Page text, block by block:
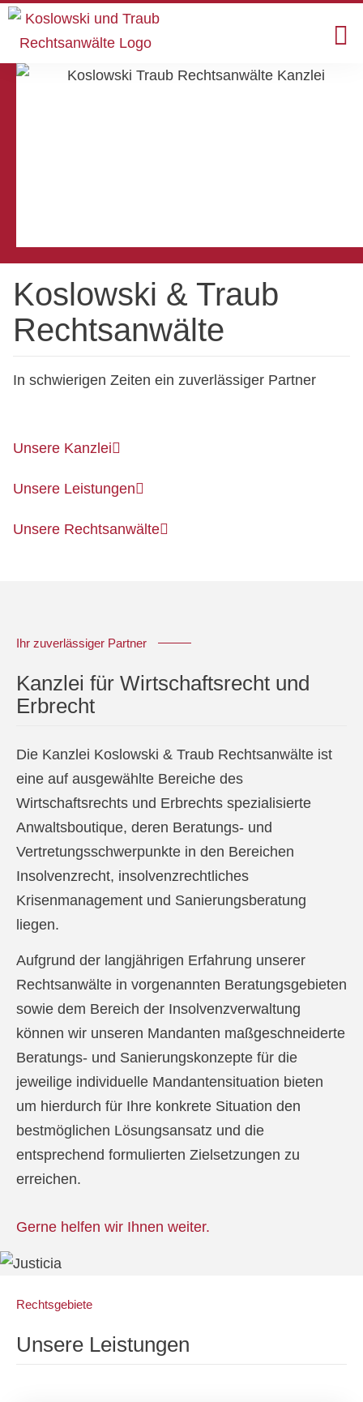
Koslowski & Traub
Rechtsanwälte
In schwierigen Zeiten ein zuverlässiger Partner
Unsere Kanzlei
Unsere Leistungen
Unsere Rechtsanwälte
Ihr zuverlässiger Partner
Kanzlei für Wirtschaftsrecht und
Erbrecht
Die Kanzlei Koslowski & Traub Rechtsanwälte ist
eine auf ausgewählte Bereiche des
Wirtschaftsrechts und Erbrechts spezialisierte
Anwaltsboutique, deren Beratungs- und
Vertretungsschwerpunkte in den Bereichen
Insolvenzrecht, insolvenzrechtliches
Krisenmanagement und Sanierungsberatung
liegen.
Aufgrund der langjährigen Erfahrung unserer
Rechtsanwälte in vorgenannten Beratungsgebieten
sowie dem Bereich der Insolvenzverwaltung
können wir unseren Mandanten maßgeschneiderte
Beratungs- und Sanierungskonzepte für die
jeweilige individuelle Mandantensituation bieten
um hierdurch für Ihre konkrete Situation den
bestmöglichen Lösungsansatz und die
entsprechend formulierten Zielsetzungen zu
erreichen.
Gerne helfen wir Ihnen weiter.
Rechtsgebiete
Unsere Leistungen